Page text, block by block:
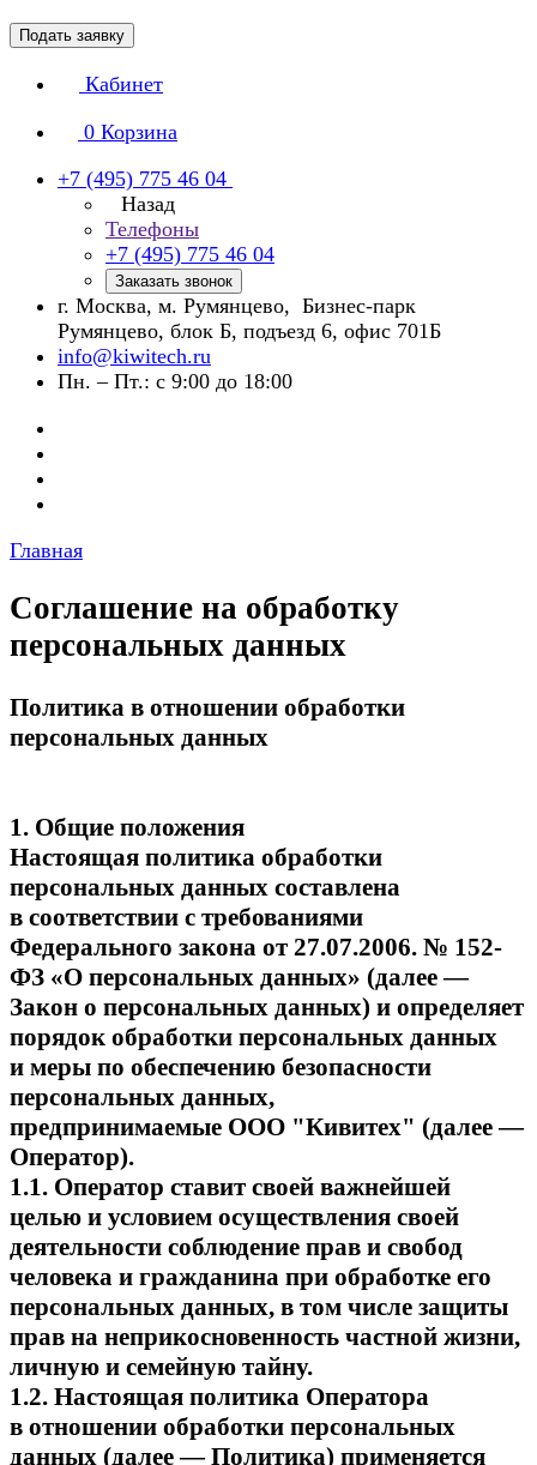
Подать заявку
Кабинет
0 Корзина
+7 (495) 775 46 04
Назад
Телефоны
+7 (495) 775 46 04
Заказать звонок
г. Москва, м. Румянцево, Бизнес-парк
Румянцево, блок Б, подъезд 6, офис 701Б
info@kiwitech.ru
Пн. – Пт.: с 9:00 до 18:00
Главная
Соглашение на обработку
персональных данных
Политика в отношении обработки
персональных данных
1. Общие положения
Настоящая политика обработки
персональных данных составлена
в соответствии с требованиями
Федерального закона от 27.07.2006. № 152-
ФЗ «О персональных данных» (далее —
Закон о персональных данных) и определяет
порядок обработки персональных данных
и меры по обеспечению безопасности
персональных данных,
предпринимаемые ООО "Кивитех" (далее —
Оператор).
1.1. Оператор ставит своей важнейшей
целью и условием осуществления своей
деятельности соблюдение прав и свобод
человека и гражданина при обработке его
персональных данных, в том числе защиты
прав на неприкосновенность частной жизни,
личную и семейную тайну.
1.2. Настоящая политика Оператора
в отношении обработки персональных
данных (далее — Политика) применяется